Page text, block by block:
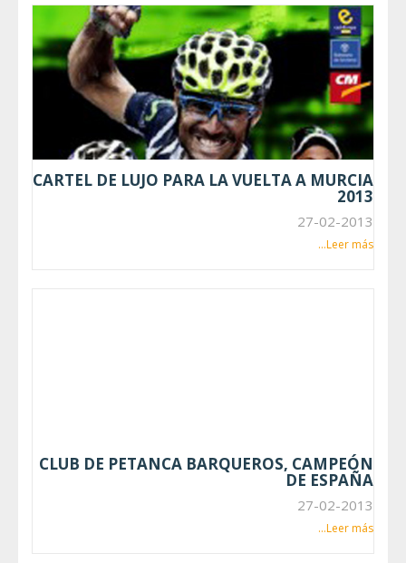
CARTEL DE LUJO PARA LA VUELTA A MURCIA
2013
27-02-2013
Leer más...
CLUB DE PETANCA BARQUEROS, CAMPEÓN
DE ESPAÑA
27-02-2013
Leer más...